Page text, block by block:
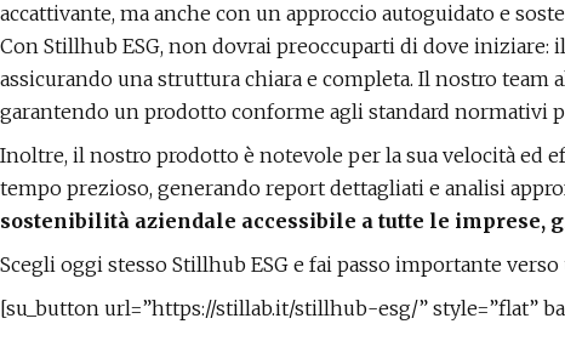
accattivante, ma anche con un approccio autoguidato e
Con Stillhub ESG, non dovrai preoccuparti di dove
assicurando una struttura chiara e completa. Il nostro
garantendo un prodotto conforme agli standard normativi
Inoltre, il nostro prodotto è notevole per la sua velocità ed
tempo prezioso, generando report dettagliati e analisi
sostenibilità aziendale accessibile a tutte le imprese,
Scegli oggi stesso Stillhub ESG e fai passo importante
[su_button url=”https://stillab.it/stillhub-esg/” style=”flat”